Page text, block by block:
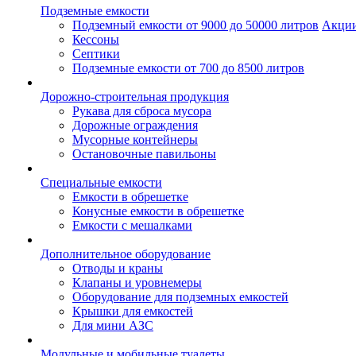
Подземные емкости
Подземный емкости от 9000 до 50000 литров
Кессоны
Септики
Подземные емкости от 700 до 8500 литров
Дорожно-строительная продукция
Рукава для сброса мусора
Дорожные ограждения
Мусорные контейнеры
Остановочные павильоны
Специальные емкости
Емкости в обрешетке
Конусные емкости в обрешетке
Емкости с мешалками
Дополнительное оборудование
Отводы и краны
Клапаны и уровнемеры
Оборудование для подземных емкостей
Крышки для емкостей
Для мини АЗС